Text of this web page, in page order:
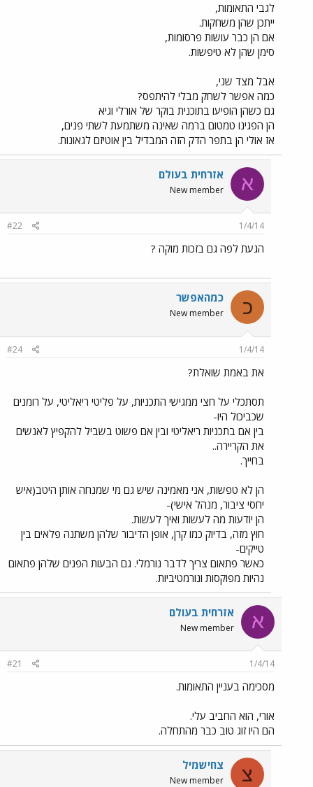
לגבי התאומות,
ייתכן שהן משחקות.
אם הן כבר עושות פרסומות,
סימן שהן לא טיפשות.
אבל מצד שני,
כמה אפשר לשחק מבלי להיתפס?
גם כשהן הופיעו בתוכנית בוקר של אורלי וגיא
הן הפגינו טמטום ברמה שאינה משתמעת לשתי פנים,
אז אולי הן בתפר הדק הזה המבדיל בין אוטיזם לגאונות.
א אזרחית בעולם
New member
1/4/14
#22
הגעת לפה גם בזכות מוקה ?
כ כמהאפשר
New member
1/4/14
#24
את באמת שואלת?
תסתכלי על חצי ממגישי התכניות, על פליטי ריאליטי, על רומנים
שכביכול היו-
בין אם בתכניות ריאליטי ובין אם פשוט בשביל להקפיץ לאנשים
את הקריירה..
בחייך.
הן לא טפשות, אני מאמינה שיש גם מי שמנחה אותן היטב(איש
יחסי ציבור, מנהל אישי)-
הן יודעות מה לעשות ואיך לעשות.
חוץ מזה, בדיוק כמו קרן, אופן הדיבור שלהן משתנה פלאים בין
טייקים-
כאשר פתאום צריך לדבר נורמלי. גם הבעות הפנים שלהן פתאום
נהיות מפוקסות ונורמטיביות.
א אזרחית בעולם
New member
1/4/14
#21
מסכימה בעניין התאומות.
אורי, הוא החביב עלי.
הם היו זוג טוב כבר מהתחלה.
צ צחישמיל
New member